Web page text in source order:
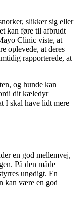
slikker sig eller
kan føre til afbrudt
Clinic viste, at
oplevede, at deres
rapporterede, at
og hunde kan
dit kæledyr
I skal have lidt mere
en god mellemvej,
På den måde
unødigt. En
kan være en god